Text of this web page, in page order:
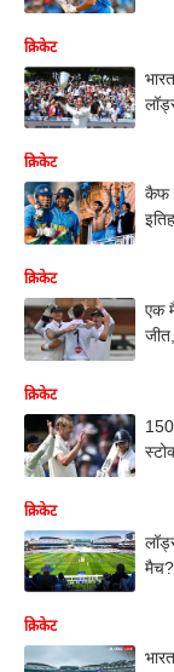
क्रिकेट
क्रिकेट
कैफ
क्रिकेट
एक
क्रिकेट
क्रिकेट
क्रिकेट